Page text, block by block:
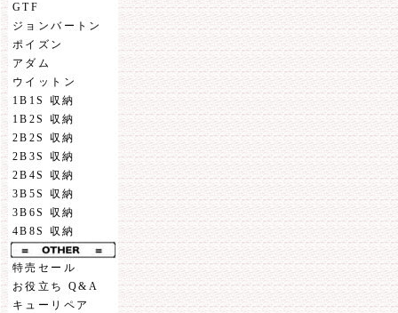
GTF
ジョンバートン
ポイズン
アダム
ウイットン
1B1S 収納
1B2S 収納
2B2S 収納
2B3S 収納
2B4S 収納
3B5S 収納
3B6S 収納
4B8S 収納
特売セール
お役立ち Q&A
キューリペア